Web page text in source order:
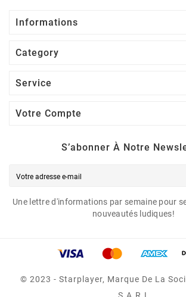
Informations
Category
Service
Votre Compte
S’abonner À Notre
Une lettre d'informations par semaine pour
nouveautés ludiques!
© 2023 - Starplayer, Marque De La